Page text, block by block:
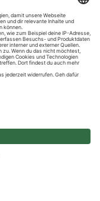
reserved